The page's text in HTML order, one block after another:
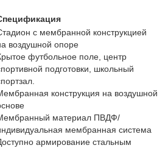
с мембранной конструкцией
воздушной опоре
футбольное поле, центр
подготовки, школьный
конструкция на воздушной
материал ПВДФ/
мембранная система
армирование стальным